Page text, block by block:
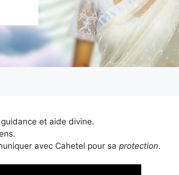
et aide divine.
avec Cahetel pour sa protection.